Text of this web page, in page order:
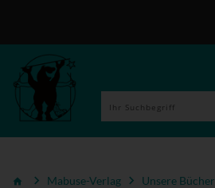
Mabuse-Verlag Unsere Bücher